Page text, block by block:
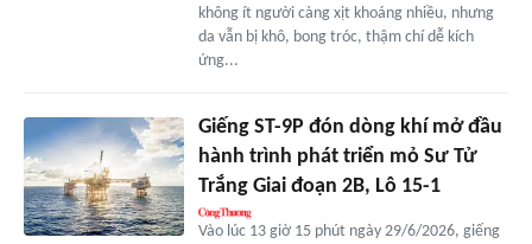
không ít người càng xịt khoáng nhiều, nhưng
da vẫn bị khô, bong tróc, thậm chí dễ kích
ứng...
Giếng ST-9P đón dòng khí mở đầu
hành trình phát triển mỏ Sư Tử
Trắng Giai đoạn 2B, Lô 15-1
Vào lúc 13 giờ 15 phút ngày 29/6/2026, giếng